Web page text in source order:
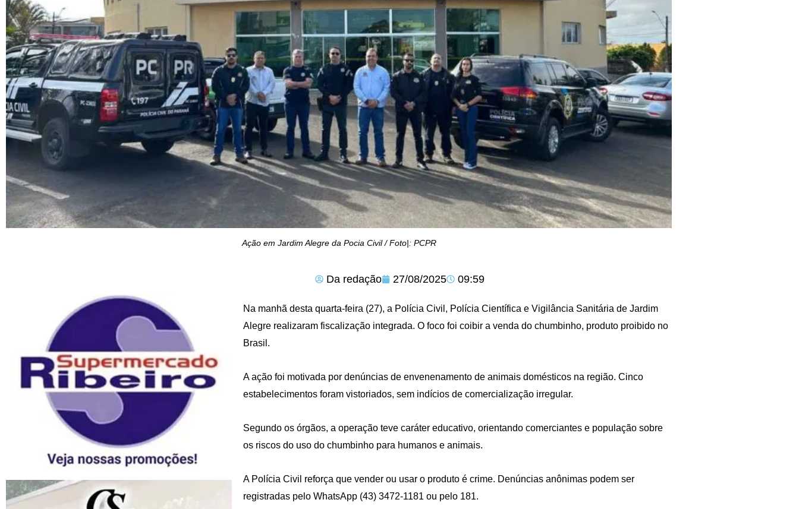
Ação em Jardim Alegre da Pocia Civil / Foto|: PCPR
Da redação 27/08/2025 09:59
Na manhã desta quarta-feira (27), a Polícia Civil, Polícia Científica e Vigilância Sanitária de Jardim
Alegre realizaram fiscalização integrada. O foco foi coibir a venda do chumbinho, produto proibido no
Brasil.
A ação foi motivada por denúncias de envenenamento de animais domésticos na região. Cinco
estabelecimentos foram vistoriados, sem indícios de comercialização irregular.
Segundo os órgãos, a operação teve caráter educativo, orientando comerciantes e população sobre
os riscos do uso do chumbinho para humanos e animais.
A Polícia Civil reforça que vender ou usar o produto é crime. Denúncias anônimas podem ser
registradas pelo WhatsApp (43) 3472-1181 ou pelo 181.